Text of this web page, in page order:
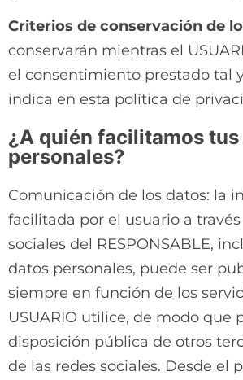
Criterios de conservación de
conservarán mientras el
el consentimiento prestado tal
indica en esta política de
¿A quién facilitamos
personales?
Comunicación de los datos: la
facilitada por el usuario a
sociales del RESPONSABLE,
datos personales, puede ser
siempre en función de los
USUARIO utilice, de modo que
disposición pública de otros
de las redes sociales. Desde el